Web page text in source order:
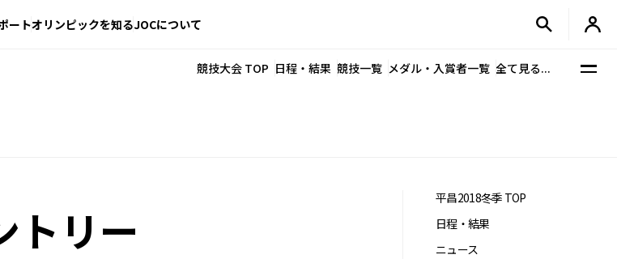
ートオリンピックを知るJOCについて
競技大会 TOP 日程・結果 競技一覧 メダル・入賞者一覧 全て見る...
トリー
平昌2018冬季 TOP
日程・結果
ニュース